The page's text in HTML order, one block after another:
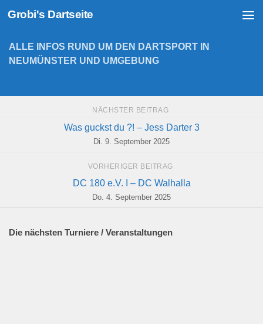
Zum Inhalt springen
Grobi's Dartseite
ALLE INFOS RUND UM DEN DARTSPORT IN
NEUMÜNSTER UND UMGEBUNG
NÄCHSTER BEITRAG
Was guckst du ?! – Jess Darter 3
Di. 9. September 2025
VORHERIGER BEITRAG
DC 180 e.V. I – DC Walhalla
Do. 4. September 2025
Die nächsten Turniere / Veranstaltungen